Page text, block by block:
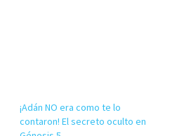
¡Adán NO era como te lo
contaron! El secreto oculto en